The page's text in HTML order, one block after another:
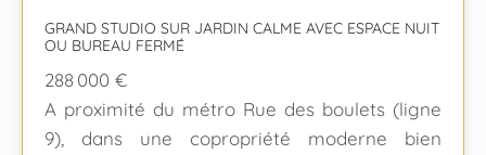
GRAND STUDIO SUR JARDIN CALME AVEC ESPACE NUIT
OU BUREAU FERMÉ
288 000 €
A proximité du métro Rue des boulets (ligne
9), dans une copropriété moderne bien